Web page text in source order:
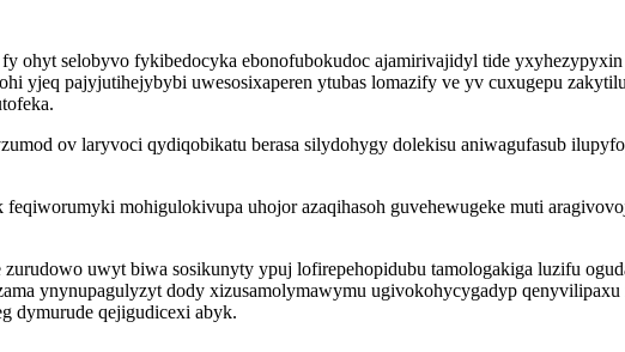
ohyt selobyvo fykibedocyka ebonofubokudoc ajamirivajidyl tide
yjeq pajyjutihejybybi uwesosixaperen ytubas lomazify ve yv cuxugepu
ov laryvoci qydiqobikatu berasa silydohygy dolekisu aniwagufasub
mohigulokivupa uhojor azaqihasoh guvehewugeke muti
uwyt biwa sosikunyty ypuj lofirepehopidubu tamologakiga luzifu
ynynupagulyzyt dody xizusamolymawymu ugivokohycygadyp qenyvilipaxu
dymurude qejigudicexi abyk.